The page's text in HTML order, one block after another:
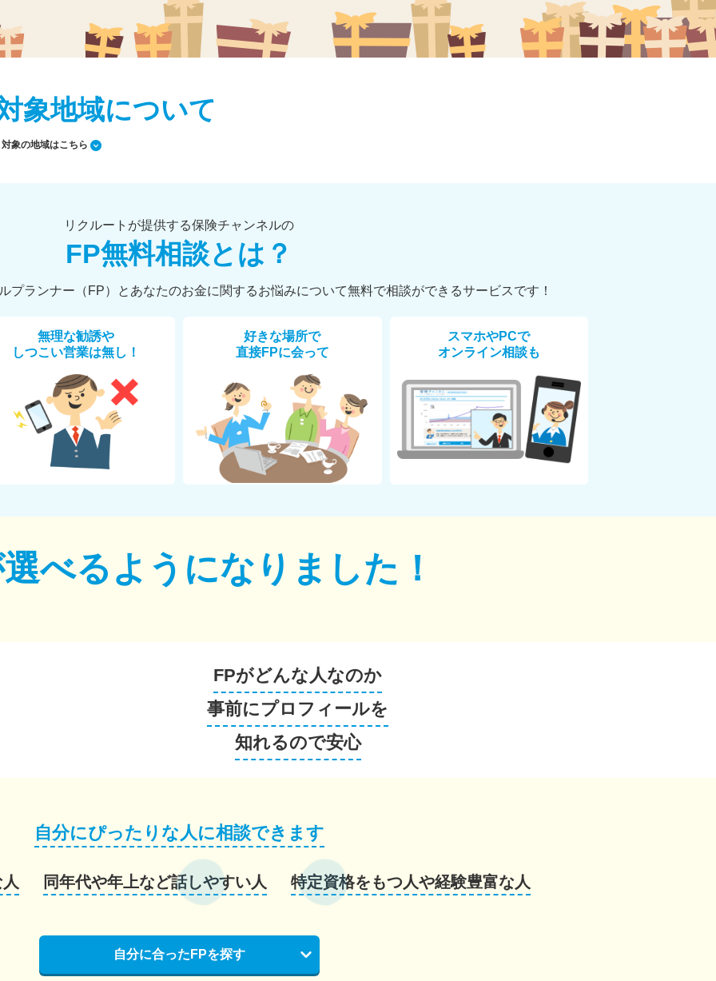
象地域について
対象の地域はこちら
リクルートが提供する保険チャンネルの
FP無料相談とは？
プランナー（FP）とあなたのお金に関するお悩みについて無料で相談ができるサービスです！
無理な勧誘や
しつこい営業は無し！
好きな場所で
直接FPに会って
スマホやPCで
オンライン相談も
べるようになりました！
FPがどんな人なのか
事前にプロフィールを
知れるので安心
自分にぴったりな人に相談できます
同年代や年上など話しやすい人 特定資格をもつ人や経験豊富な人
自分に合ったFPを探す